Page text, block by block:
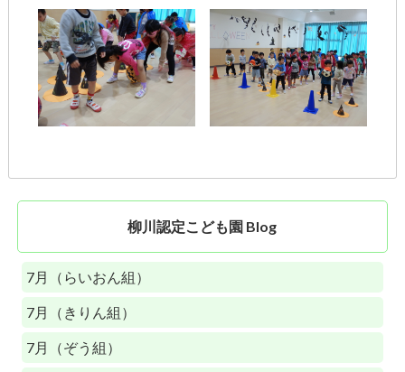
柳川認定こども園 Blog
7月（らいおん組）
7月（きりん組）
7月（ぞう組）